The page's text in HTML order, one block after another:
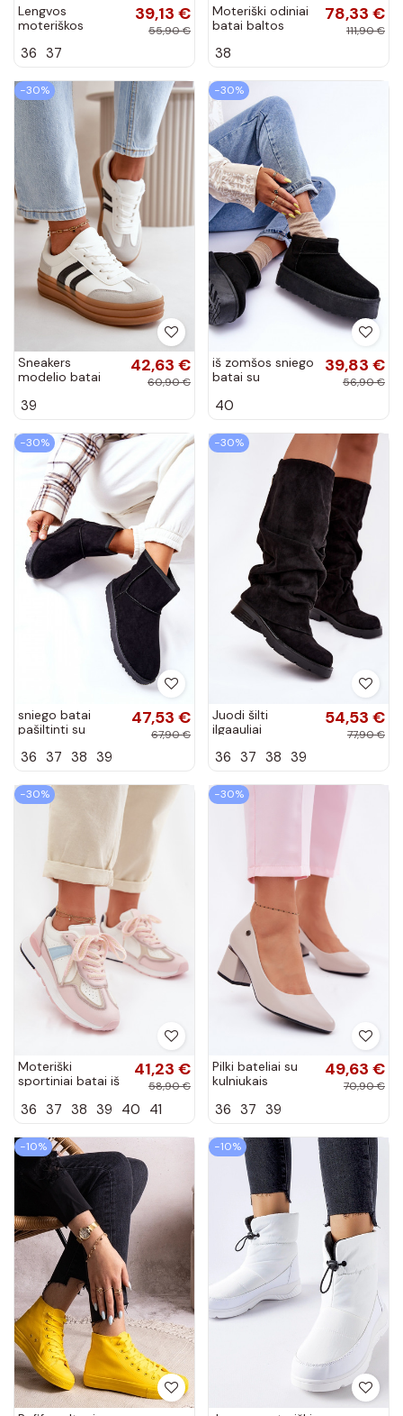
Lengvos
moteriškos
RR274A586 baltos
39,13 €
55,90 €
36 37
Moteriški odiniai
batai baltos
54C0838
78,33 €
111,90 €
38
−30%
Sneakers
modelio batai
platforma
spalvos Nesonice
42,63 €
60,90 €
39
−30%
iš zomšos sniego
batai su
spalvos Corcoran
39,83 €
56,90 €
40
−30%
sniego batai
pašiltinti su
juodos spalvos
47,53 €
67,90 €
36 37 38 39
−30%
Juodi šilti
ilgaauliai
modelio batai su
dalimi Ilvessa
54,53 €
77,90 €
36 37 38 39
−30%
Moteriški
sportiniai batai iš
rožinės spalvos
41,23 €
58,90 €
36 37 38 39 40 41
−30%
Pilki bateliai su
kulniukais
49,63 €
70,90 €
36 37 39
−10% −10%